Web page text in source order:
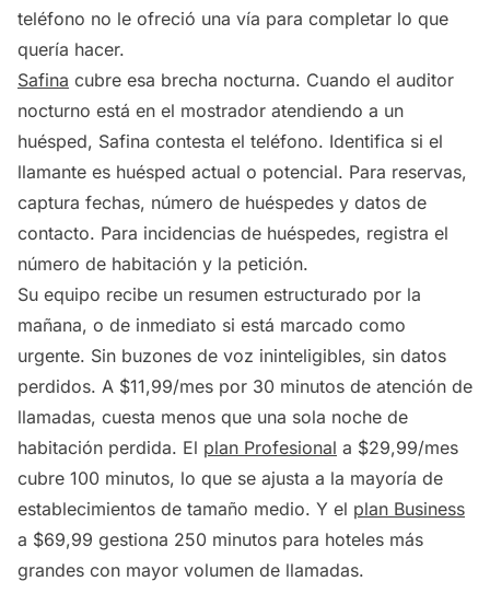
teléfono no le ofreció una vía para completar lo que
quería hacer.
Safina cubre esa brecha nocturna. Cuando el auditor
nocturno está en el mostrador atendiendo a un
huésped, Safina contesta el teléfono. Identifica si el
llamante es huésped actual o potencial. Para reservas,
captura fechas, número de huéspedes y datos de
contacto. Para incidencias de huéspedes, registra el
número de habitación y la petición.
Su equipo recibe un resumen estructurado por la
mañana, o de inmediato si está marcado como
urgente. Sin buzones de voz ininteligibles, sin datos
perdidos. A $11,99/mes por 30 minutos de atención de
llamadas, cuesta menos que una sola noche de
habitación perdida. El plan Profesional a $29,99/mes
cubre 100 minutos, lo que se ajusta a la mayoría de
establecimientos de tamaño medio. Y el plan Business
a $69,99 gestiona 250 minutos para hoteles más
grandes con mayor volumen de llamadas.